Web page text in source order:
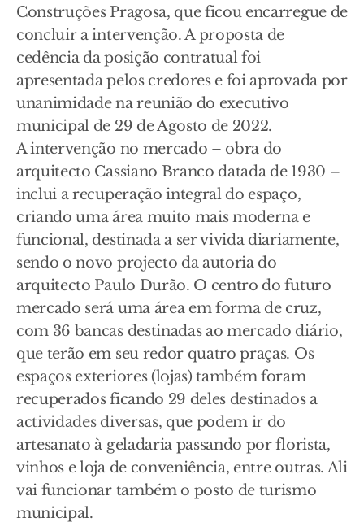
Construções Pragosa, que ficou encarregue de
concluir a intervenção. A proposta de
cedência da posição contratual foi
apresentada pelos credores e foi aprovada por
unanimidade na reunião do executivo
municipal de 29 de Agosto de 2022.
A intervenção no mercado – obra do
arquitecto Cassiano Branco datada de 1930 –
inclui a recuperação integral do espaço,
criando uma área muito mais moderna e
funcional, destinada a ser vivida diariamente,
sendo o novo projecto da autoria do
arquitecto Paulo Durão. O centro do futuro
mercado será uma área em forma de cruz,
com 36 bancas destinadas ao mercado diário,
que terão em seu redor quatro praças. Os
espaços exteriores (lojas) também foram
recuperados ficando 29 deles destinados a
actividades diversas, que podem ir do
artesanato à geladaria passando por florista,
vinhos e loja de conveniência, entre outras. Ali
vai funcionar também o posto de turismo
municipal.